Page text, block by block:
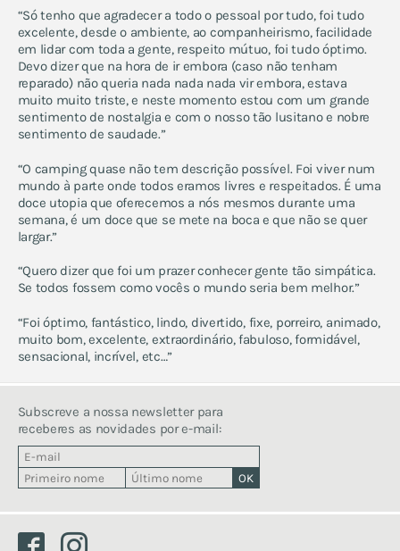
“Só tenho que agradecer a todo o pessoal por tudo, foi tudo
excelente, desde o ambiente, ao companheirismo, facilidade
em lidar com toda a gente, respeito mútuo, foi tudo óptimo.
Devo dizer que na hora de ir embora (caso não tenham
reparado) não queria nada nada nada vir embora, estava
muito muito triste, e neste momento estou com um grande
sentimento de nostalgia e com o nosso tão lusitano e nobre
sentimento de saudade.”
“O camping quase não tem descrição possível. Foi viver num
mundo à parte onde todos eramos livres e respeitados. É uma
doce utopia que oferecemos a nós mesmos durante uma
semana, é um doce que se mete na boca e que não se quer
largar.”
“Quero dizer que foi um prazer conhecer gente tão simpática.
Se todos fossem como vocês o mundo seria bem melhor.”
“Foi óptimo, fantástico, lindo, divertido, fixe, porreiro, animado,
muito bom, excelente, extraordinário, fabuloso, formidável,
sensacional, incrível, etc…”
Facebook
Subscreve a nossa newsletter para
receberes as novidades por e-mail: